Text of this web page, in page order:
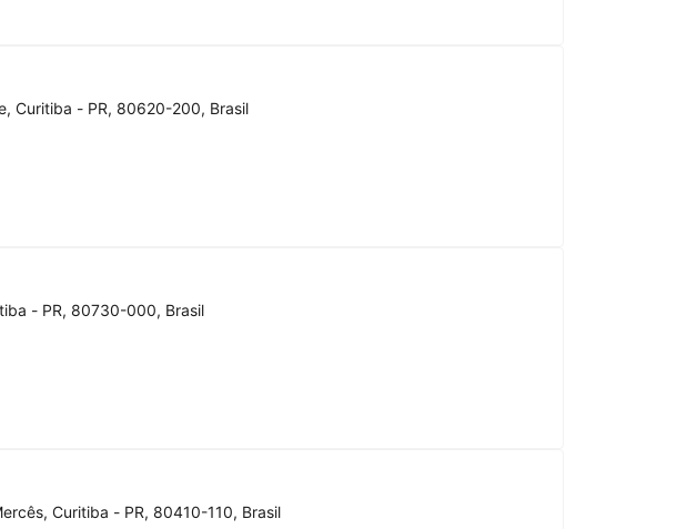
Curitiba - PR, 80620-200, Brasil
- PR, 80730-000, Brasil
Curitiba - PR, 80410-110, Brasil